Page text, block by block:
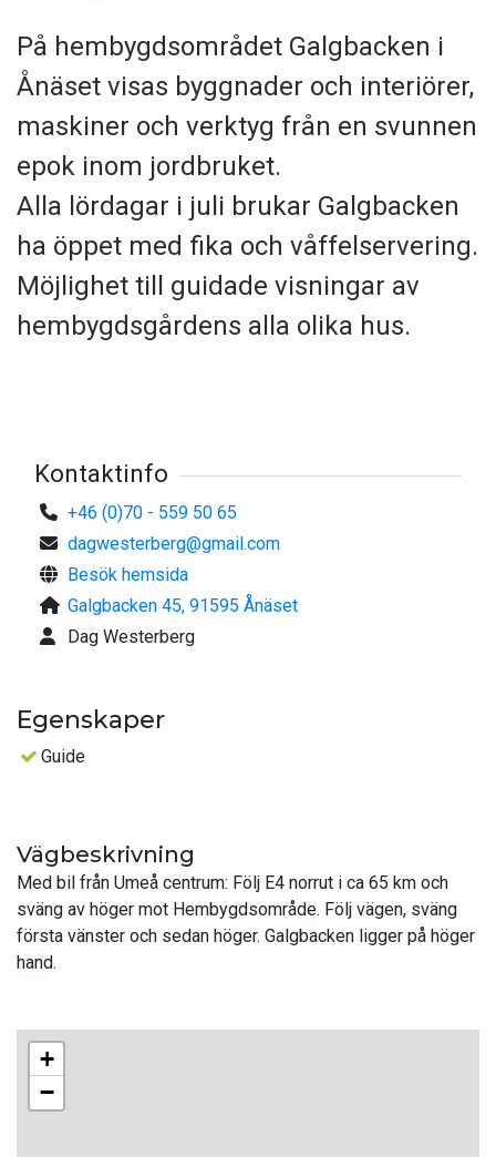
På hembygdsområdet Galgbacken i
Ånäset visas byggnader och interiörer,
maskiner och verktyg från en svunnen
epok inom jordbruket.
Alla lördagar i juli brukar Galgbacken
ha öppet med fika och våffelservering.
Möjlighet till guidade visningar av
hembygdsgårdens alla olika hus.
Kontaktinfo
+46 (0)70 - 559 50 65
dagwesterberg@gmail.com
Besök hemsida
Galgbacken 45, 91595 Ånäset
Dag Westerberg
Egenskaper
Guide
Vägbeskrivning
Med bil från Umeå centrum: Följ E4 norrut i ca 65 km och
sväng av höger mot Hembygdsområde. Följ vägen, sväng
första vänster och sedan höger. Galgbacken ligger på höger
hand.
+
−